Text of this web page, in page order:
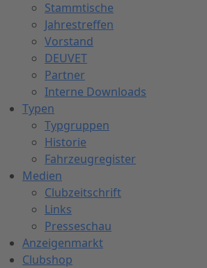
Stammtische
Jahrestreffen
Vorstand
DEUVET
Partner
Interne Downloads
Typen
Typgruppen
Historie
Fahrzeugregister
Medien
Clubzeitschrift
Links
Presseschau
Anzeigenmarkt
Clubshop